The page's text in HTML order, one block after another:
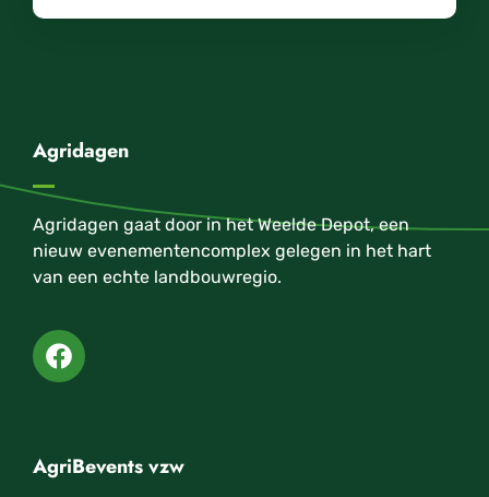
Agridagen
Agridagen gaat door in het Weelde Depot, een
nieuw evenementencomplex gelegen in het hart
van een echte landbouwregio.
AgriBevents vzw